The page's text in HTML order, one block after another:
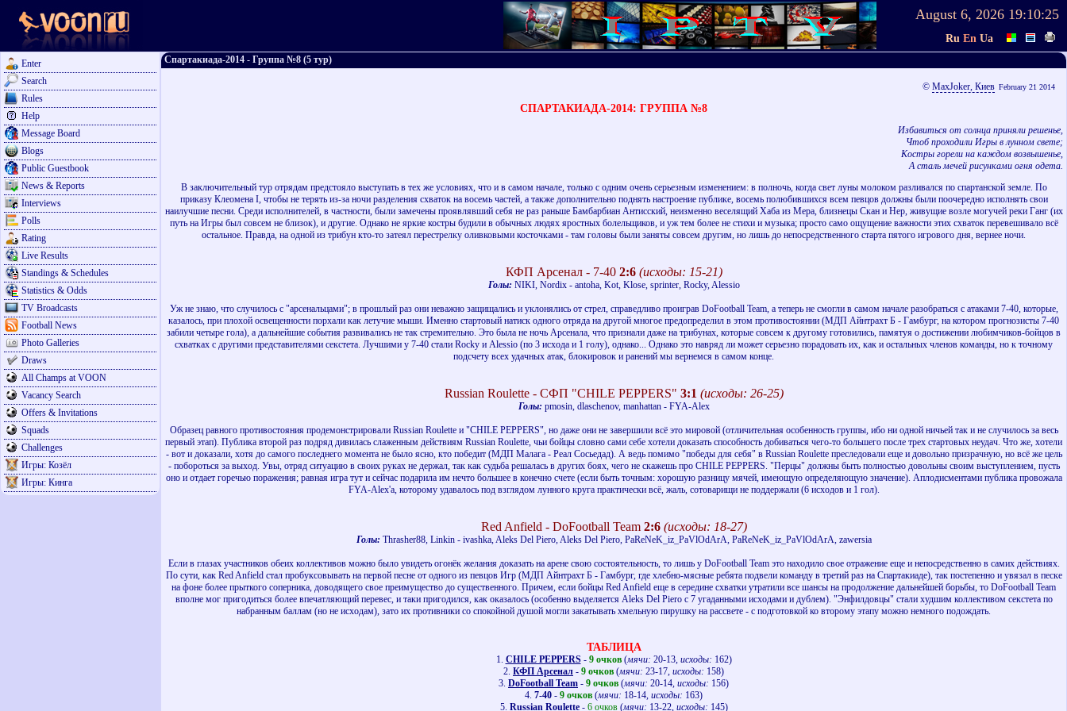
August 6, 2026 19:10:25
Ru En Ua
Enter
Search
Rules
Help
Message Board
Blogs
Public Guestbook
News & Reports
Interviews
Polls
Rating
Live Results
Standings & Schedules
Statistics & Odds
TV Broadcasts
Football News
Photo Galleries
Draws
All Champs at VOON
Vacancy Search
Offers & Invitations
Squads
Challenges
Игры: Козёл
Игры: Кинга
Спартакиада-2014 - Группа №8 (5 тур)
© MaxJoker, Киев February 21 2014
СПАРТАКИАДА-2014: ГРУППА №8
Избавиться от солнца приняли решенье,
Чтоб проходили Игры в лунном свете;
Костры горели на каждом возвышенье,
А сталь мечей рисунками огня одета.
В заключительный тур отрядам предстояло выступать в тех же условиях, что и в самом начале, только с одним очень серьезным изменением: в полночь, когда свет луны молоком разливался по спартанской земле. По
приказу Клеомена I, чтобы не терять из-за ночи разделения схваток на восемь частей, а также дополнительно поднять настроение публике, восемь полюбившихся всем певцов должны были поочередно исполнять свои
наилучшие песни. Среди исполнителей, в частности, были замечены проявлявший себя не раз раньше Бамбарбиан Антисский, неизменно веселящий Хаба из Мера, близнецы Скан и Нер, живущие возле могучей реки Ганг (их
путь на Игры был совсем не близок), и другие. Однако не яркие костры будили в обычных людях яростных болельщиков, и уж тем более не стихи и музыка; просто само ощущение важности этих схваток перевешивало всё
остальное. Правда, на одной из трибун кто-то затеял перестрелку оливковыми косточками - там головы были заняты совсем другим, но лишь до непосредственного старта пятого игрового дня, вернее ночи.
КФП Арсенал - 7-40 2:6(исходы: 15-21)
Голы: NIKI, Nordix - antoha, Kot, Klose, sprinter, Rocky, Alessio
Уж не знаю, что случилось с "арсенальцами"; в прошлый раз они неважно защищались и уклонялись от стрел, справедливо проиграв DoFootball Team, а теперь не смогли в самом начале разобраться с атаками 7-40, которые,
казалось, при плохой освещенности порхали как летучие мыши. Именно стартовый натиск одного отряда на другой многое предопределил в этом противостоянии (МДП Айнтрахт Б - Гамбург, на котором прогнозисты 7-40
забили четыре гола), а дальнейшие события развивались не так стремительно. Это была не ночь Арсенала, что признали даже на трибунах, которые совсем к другому готовились, памятуя о достижении любимчиков-бойцов в
схватках с другими представителями секстета. Лучшими у 7-40 стали Rocky и Alessio (по 3 исхода и 1 голу), однако... Однако это навряд ли может серьезно порадовать их, как и остальных членов команды, но к точному
подсчету всех удачных атак, блокировок и ранений мы вернемся в самом конце.
Russian Roulette - СФП "CHILE PEPPERS" 3:1 (исходы: 26-25)
Голы: pmosin, dlaschenov, manhattan - FYA-Alex
Образец равного противостояния продемонстрировали Russian Roulette и "CHILE PEPPERS", но даже они не завершили всё это мировой (отличительная особенность группы, ибо ни одной ничьей так и не случилось за весь
первый этап). Публика второй раз подряд дивилась слаженным действиям Russian Roulette, чьи бойцы словно сами себе хотели доказать способность добиваться чего-то большего после трех стартовых неудач. Что же, хотели
- вот и доказали, хотя до самого последнего момента не было ясно, кто победит (МДП Малага - Реал Сосьедад). А ведь помимо "победы для себя" в Russian Roulette преследовали еще и довольно призрачную, но всё же цель
- побороться за выход. Увы, отряд ситуацию в своих руках не держал, так как судьба решалась в других боях, чего не скажешь про CHILE PEPPERS. "Перцы" должны быть полностью довольны своим выступлением, пусть
оно и отдает горечью поражения; равная игра тут и сейчас подарила им нечто большее в конечно счете (если быть точным: хорошую разницу мячей, имеющую определяющую значение). Аплодисментами публика провожала
FYA-Alex'а, которому удавалось под взглядом лунного круга практически всё, жаль, сотоварищи не поддержали (6 исходов и 1 гол).
Red Anfield - DoFootball Team 2:6 (исходы: 18-27)
Голы: Thrasher88, Linkin - ivashka, Aleks Del Piero, Aleks Del Piero, PaReNeK_iz_PaVlOdArA, PaReNeK_iz_PaVlOdArA, zawersia
Если в глазах участников обеих коллективов можно было увидеть огонёк желания доказать на арене свою состоятельность, то лишь у DoFootball Team это находило свое отражение еще и непосредственно в самих действиях.
По сути, как Red Anfield стал пробуксовывать на первой песне от одного из певцов Игр (МДП Айнтрахт Б - Гамбург, где хлебно-мясные ребята подвели команду в третий раз на Спартакиаде), так постепенно и увязал в песке
на фоне более прыткого соперника, доводящего свое преимущество до существенного. Причем, если бойцы Red Anfield еще в середине схватки утратили все шансы на продолжение дальнейшей борьбы, то DoFootball Team
вполне мог пригодиться более впечатляющий перевес, и таки пригодился, как оказалось (особенно выделяется Aleks Del Piero с 7 угаданными исходами и дублем). "Энфилдовцы" стали худшим коллективом секстета по
набранным баллам (но не исходам), зато их противники со спокойной душой могли закатывать хмельную пирушку на рассвете - с подготовкой ко второму этапу можно немного подождать.
ТАБЛИЦА
1. CHILE PEPPERS- 9 очков(мячи: 20-13, исходы: 162)
2. КФП Арсенал - 9 очков (мячи: 23-17, исходы: 158)
3. DoFootball Team - 9 очков (мячи: 20-14, исходы: 156)
4. 7-40 - 9 очков (мячи: 18-14, исходы: 163)
5. Russian Roulette- 6 очков(мячи: 13-22, исходы: 145)